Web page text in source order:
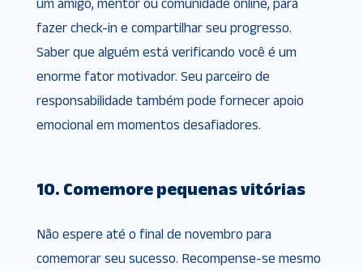
um amigo, mentor ou comunidade online, para
fazer check-in e compartilhar seu progresso.
Saber que alguém está verificando você é um
enorme fator motivador. Seu parceiro de
responsabilidade também pode fornecer apoio
emocional em momentos desafiadores.
10. Comemore pequenas vitórias
Não espere até o final de novembro para
comemorar seu sucesso. Recompense-se mesmo